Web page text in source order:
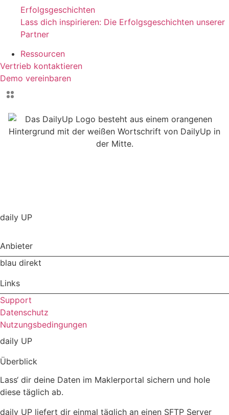
Erfolgsgeschichten
Lass dich inspirieren: Die Erfolgsgeschichten unserer
Partner
Ressourcen
Vertrieb kontaktieren
Demo vereinbaren
daily UP
Anbieter
blau direkt
Links
Support
Datenschutz
Nutzungsbedingungen
daily UP
Überblick
Lass‘ dir deine Daten im Maklerportal sichern und hole
diese täglich ab.
daily UP liefert dir einmal täglich an einen SFTP Server